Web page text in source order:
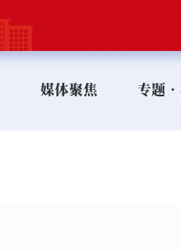
媒体聚焦 专题